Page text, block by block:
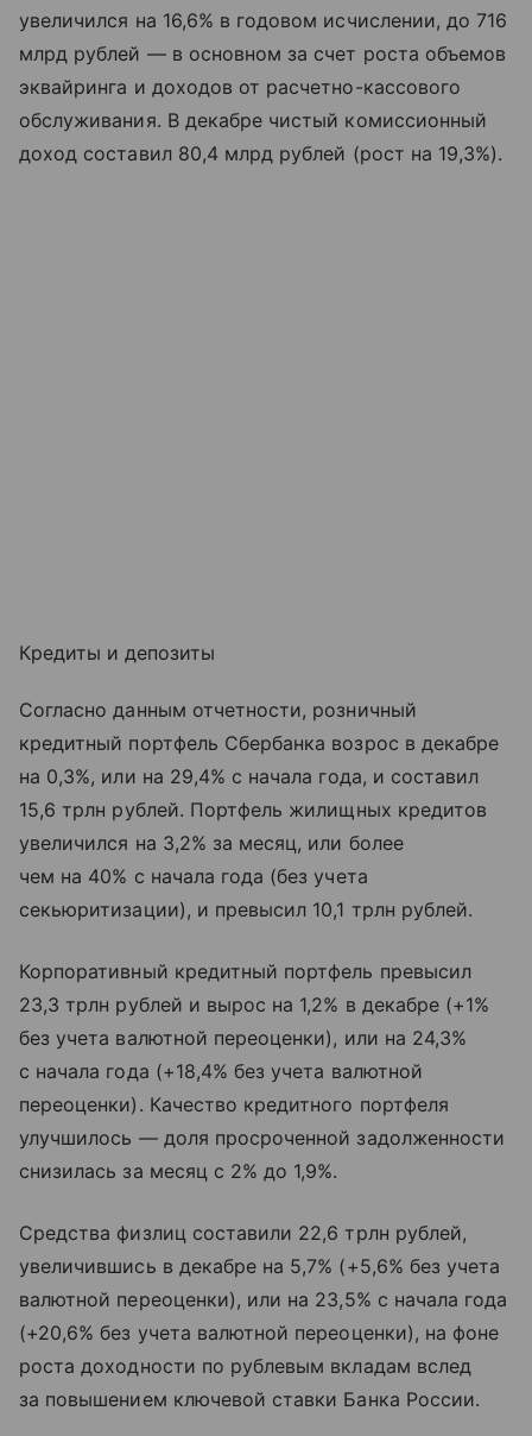
увеличился на 16,6% в годовом исчислении, до 716
млрд рублей — в основном за счет роста объемов
эквайринга и доходов от расчетно-кассового
обслуживания. В декабре чистый комиссионный
доход составил 80,4 млрд рублей (рост на 19,3%).
Кредиты и депозиты
Согласно данным отчетности, розничный
кредитный портфель Сбербанка возрос в декабре
на 0,3%, или на 29,4% с начала года, и составил
15,6 трлн рублей. Портфель жилищных кредитов
увеличился на 3,2% за месяц, или более
чем на 40% с начала года (без учета
секьюритизации), и превысил 10,1 трлн рублей.
Корпоративный кредитный портфель превысил
23,3 трлн рублей и вырос на 1,2% в декабре (+1%
без учета валютной переоценки), или на 24,3%
с начала года (+18,4% без учета валютной
переоценки). Качество кредитного портфеля
улучшилось — доля просроченной задолженности
снизилась за месяц с 2% до 1,9%.
Средства физлиц составили 22,6 трлн рублей,
увеличившись в декабре на 5,7% (+5,6% без учета
валютной переоценки), или на 23,5% с начала года
(+20,6% без учета валютной переоценки), на фоне
роста доходности по рублевым вкладам вслед
за повышением ключевой ставки Банка России.